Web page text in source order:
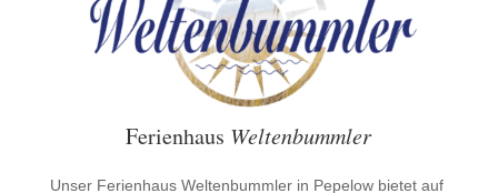
Ferienhaus Weltenbummler
Unser Ferienhaus Weltenbummler in Pepelow bietet auf